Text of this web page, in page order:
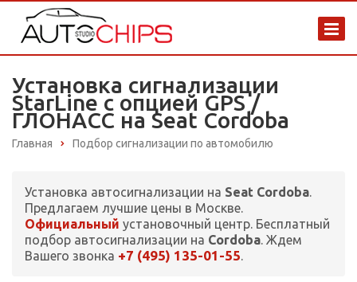
Установка сигнализации
StarLine с опцией GPS /
ГЛОНАСС на Seat Cordoba
Главная Подбор сигнализации по автомобилю
Установка автосигнализации на Seat Cordoba.
Предлагаем лучшие цены в Москве.
Официальный установочный центр. Бесплатный
подбор автосигнализации на Cordoba. Ждем
Вашего звонка +7 (495) 135-01-55.